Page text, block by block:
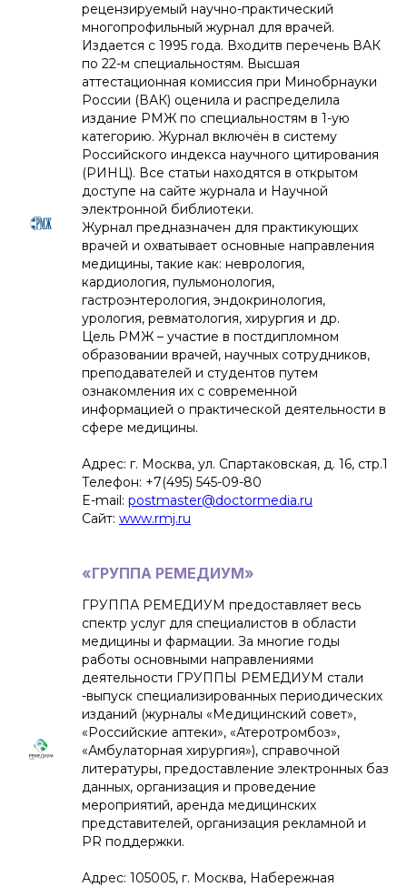
рецензируемый научно-практический
многопрофильный журнал для врачей.
Издается с 1995 года. Входитв перечень ВАК
по 22-м специальностям. Высшая
аттестационная комиссия при Минобрнауки
России (ВАК) оценила и распределила
издание РМЖ по специальностям в 1-ую
категорию. Журнал включён в систему
Российского индекса научного цитирования
(РИНЦ). Все статьи находятся в открытом
доступе на сайте журнала и Научной
электронной библиотеки.
Журнал предназначен для практикующих
врачей и охватывает основные направления
медицины, такие как: неврология,
кардиология, пульмонология,
гастроэнтерология, эндокринология,
урология, ревматология, хирургия и др.
Цель РМЖ – участие в постдипломном
образовании врачей, научных сотрудников,
преподавателей и студентов путем
ознакомления их с современной
информацией о практической деятельности в
сфере медицины.
Адрес: г. Москва, ул. Спартаковская, д. 16, стр.1
Телефон: +7(495) 545-09-80
E-mail: postmaster@doctormedia.ru
Сайт: www.rmj.ru
«ГРУППА РЕМЕДИУМ»
ГРУППА РЕМЕДИУМ предоставляет весь
спектр услуг для специалистов в области
медицины и фармации. За многие годы
работы основными направлениями
деятельности ГРУППЫ РЕМЕДИУМ стали
-выпуск специализированных периодических
изданий (журналы «Медицинский совет»,
«Российские аптеки», «Атеротромбоз»,
«Амбулаторная хирургия»), справочной
литературы, предоставление электронных баз
данных, организация и проведение
мероприятий, аренда медицинских
представителей, организация рекламной и
PR поддержки.
Адрес: 105005, г. Москва, Набережная